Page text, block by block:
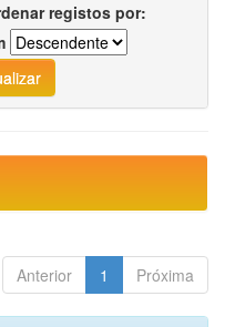
registos por:
Anterior 1 Próxima